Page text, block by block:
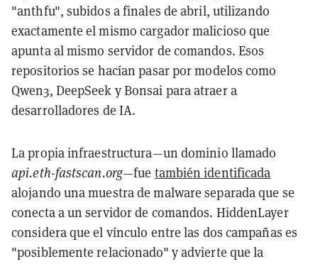
"anthfu", subidos a finales de abril, utilizando
exactamente el mismo cargador malicioso que
apunta al mismo servidor de comandos. Esos
repositorios se hacían pasar por modelos como
Qwen3, DeepSeek y Bonsai para atraer a
desarrolladores de IA.
La propia infraestructura—un dominio llamado
api.eth-fastscan.org—fue también identificada
alojando una muestra de malware separada que se
conecta a un servidor de comandos. HiddenLayer
considera que el vínculo entre las dos campañas es
"posiblemente relacionado" y advierte que la